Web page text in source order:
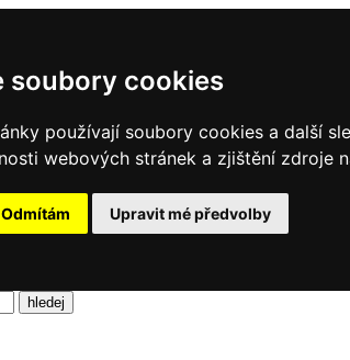
soubory cookies
používají soubory cookies a další
webových stránek a zjištění zdroje
Odmítám Upravit mé předvolby